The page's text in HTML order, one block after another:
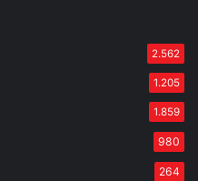
2.562
1.205
1.859
980
264